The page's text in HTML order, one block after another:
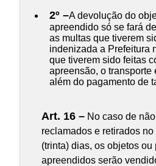
2º –A devolução do
apreendido só se fará
as multas que tiverem
indenizada a Prefeitura
que tiverem sido feitas
apreensão, o transporte
além do pagamento de
Art. 16 – No caso de
reclamados e retirados
(trinta) dias, os objetos ou
apreendidos serão